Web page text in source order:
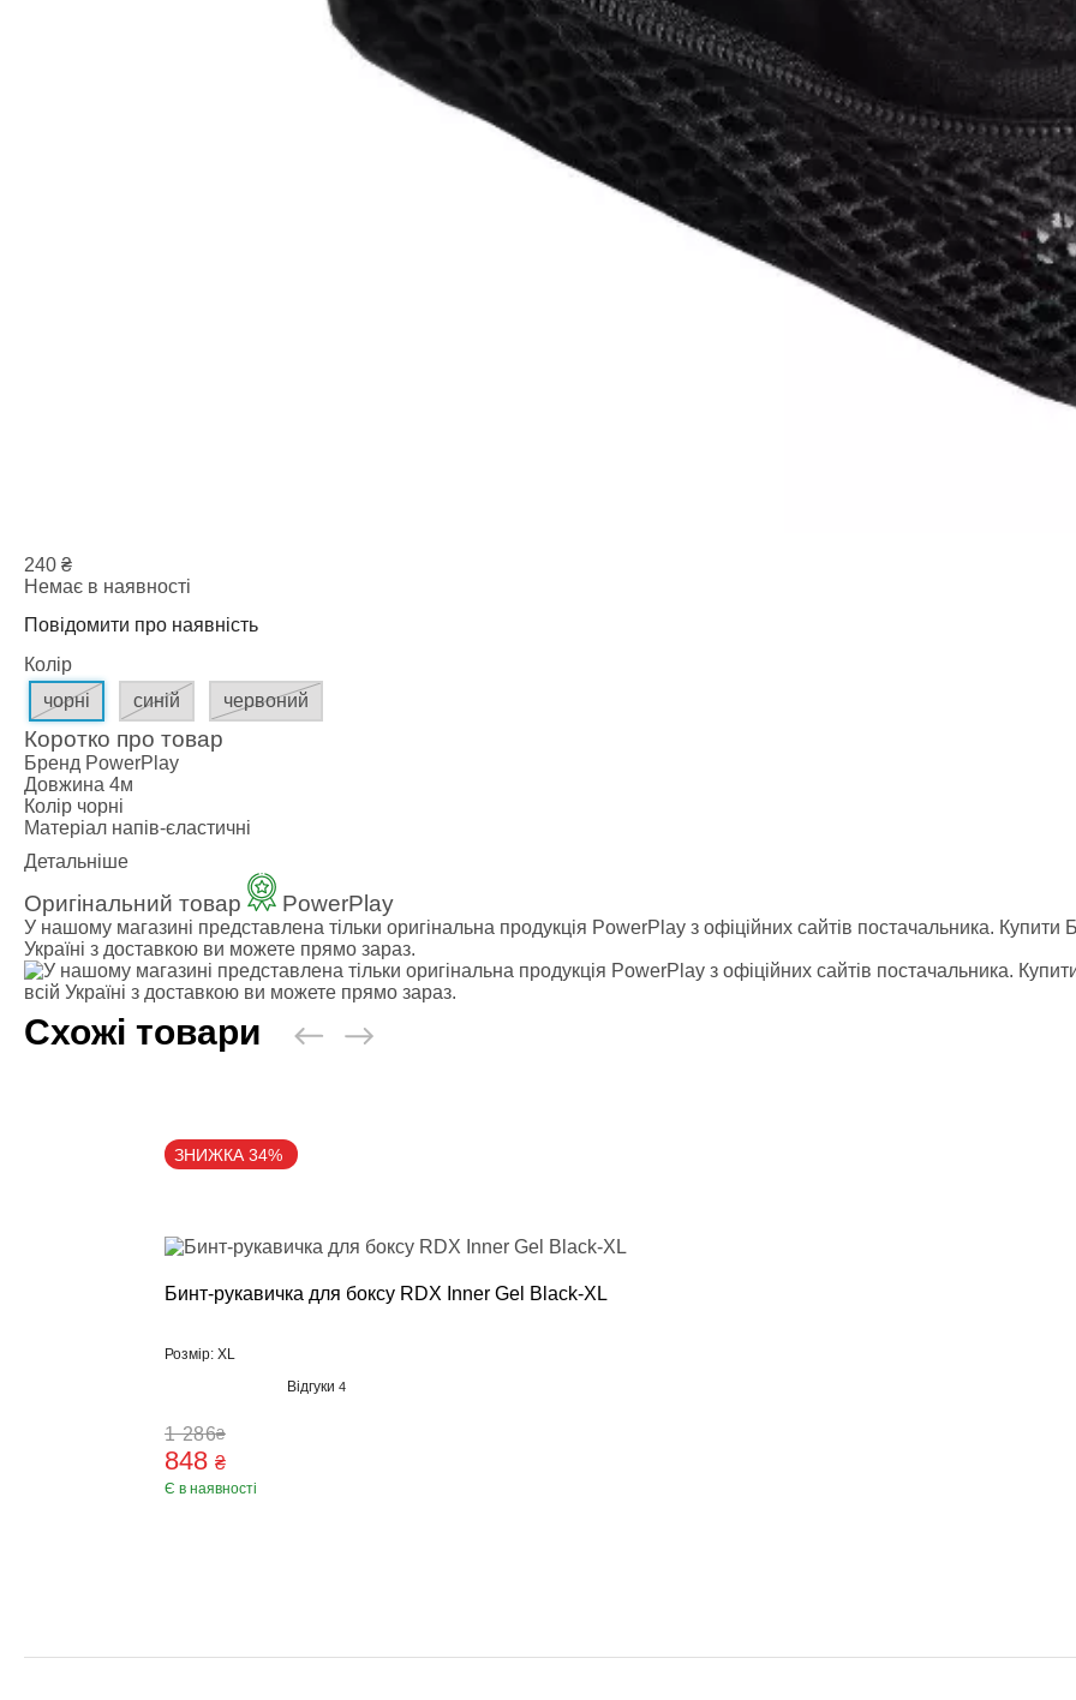
240 ₴
Немає в наявності
Повідомити про наявність
Колір
чорні
синій червоний
Коротко про товар
Бренд PowerPlay
Довжина 4м
Колір чорні
Матеріал напів-єластичні
Детальніше
Оригінальний товар PowerPlay
У нашому магазині представлена ​​тільки оригінальна продукція PowerPlay з офіційних сайтів постачальника. Купити
Україні з доставкою ви можете прямо зараз.
Схожі товари
Бинт-рукавичка для боксу RDX Inner Gel Black-XL
Розмір: XL
Відгуки4
1 286₴
848 ₴
Є в наявності
ЗНИЖКА 34%